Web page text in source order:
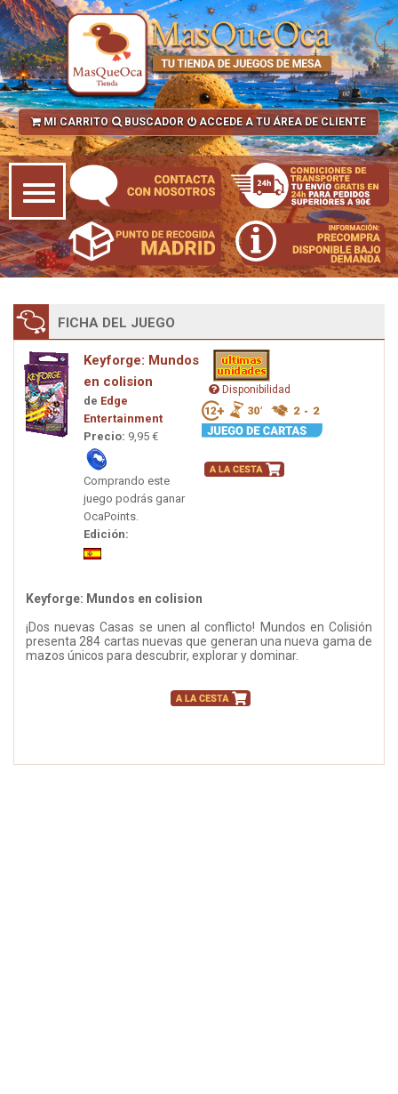
MI CARRITO BUSCADOR ACCEDE A TU ÁREA DE CLIENTE
FICHA DEL JUEGO
Keyforge: Mundos
en colision
de Edge
Entertainment
Precio: 9,95 €
Comprando este
juego podrás ganar
OcaPoints.
Edición:
Disponibilidad
Keyforge: Mundos en colision
¡Dos nuevas Casas se unen al conflicto! Mundos en Colisión
presenta 284 cartas nuevas que generan una nueva gama de
mazos únicos para descubrir, explorar y dominar.